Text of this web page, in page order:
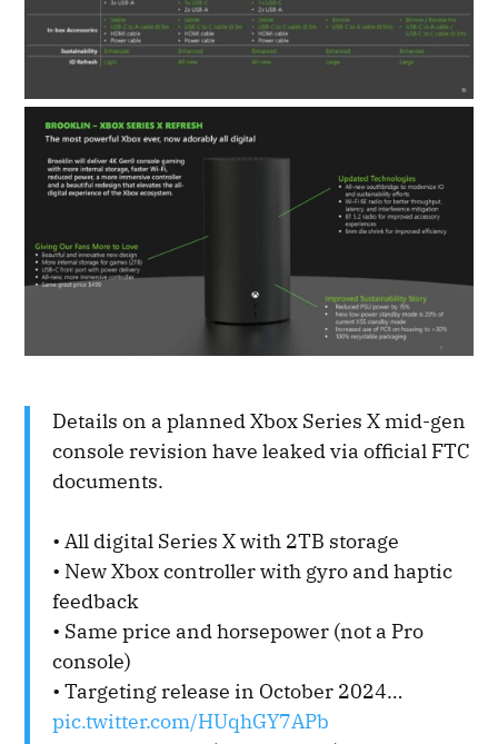
Details on a planned Xbox Series X mid-gen
console revision have leaked via official FTC
documents.
• All digital Series X with 2TB storage
• New Xbox controller with gyro and haptic
feedback
• Same price and horsepower (not a Pro
console)
• Targeting release in October 2024…
pic.twitter.com/HUqhGY7APb